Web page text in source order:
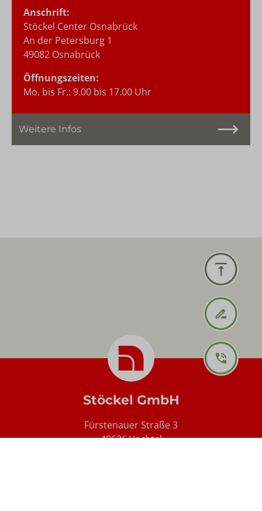
Anschrift:
Stöckel Center Osnabrück
An der Petersburg 1
49082 Osnabrück
Öffnungszeiten:
Mo. bis Fr.: 9.00 bis 17.00 Uhr
Weitere Infos
Stöckel GmbH
Fürstenauer Straße 3
49626 Vechtel